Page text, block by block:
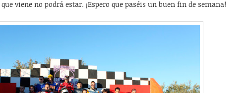
viene no podrá estar. ¡Espero que paséis un buen fin de semana!